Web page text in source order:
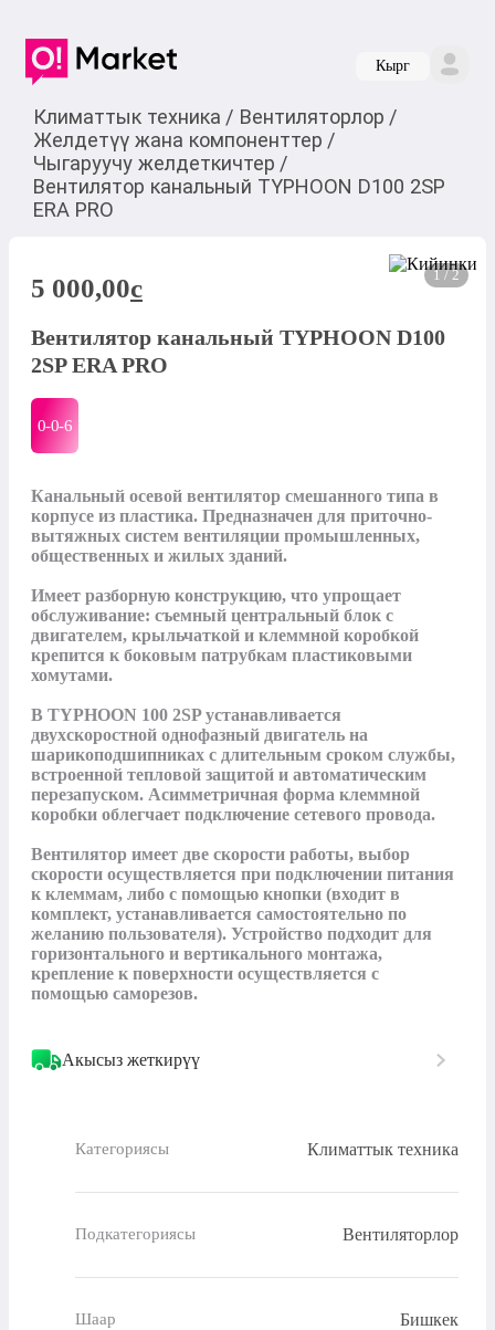
Кырг
Климаттык техника / Вентиляторлор /
Желдетүү жана компоненттер /
Чыгаруучу желдеткичтер /
Вентилятор канальный TYPHOON D100 2SP
ERA PRO
1 / 2
5 000,00c
Вентилятор канальный TYPHOON D100
2SP ERA PRO
0-0-6
Канальный осевой вентилятор смешанного типа в
корпусе из пластика. Предназначен для приточно-
вытяжных систем вентиляции промышленных,
общественных и жилых зданий.
Имеет разборную конструкцию, что упрощает
обслуживание: съемный центральный блок с
двигателем, крыльчаткой и клеммной коробкой
крепится к боковым патрубкам пластиковыми
хомутами.
В TYPHOON 100 2SP устанавливается
двухскоростной однофазный двигатель на
шарикоподшипниках с длительным сроком службы,
встроенной тепловой защитой и автоматическим
перезапуском. Асимметричная форма клеммной
коробки облегчает подключение сетевого провода.
Вентилятор имеет две скорости работы, выбор
скорости осуществляется при подключении питания
к клеммам, либо с помощью кнопки (входит в
комплект, устанавливается самостоятельно по
желанию пользователя). Устройство подходит для
горизонтального и вертикального монтажа,
крепление к поверхности осуществляется с
помощью саморезов.
Акысыз жеткирүү
Категориясы Климаттык техника
Подкатегориясы Вентиляторлор
Шаар Бишкек